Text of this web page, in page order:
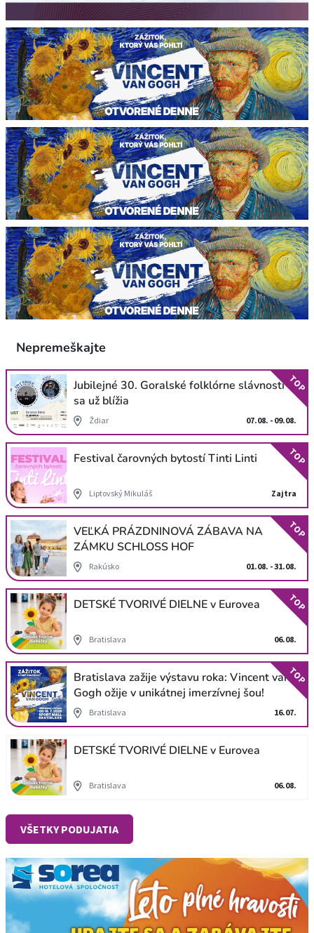
Nepremeškajte
Jubilejné 30. Goralské folklórne slávnosti
sa už blížia
Ždiar 07.08. - 09.08.
TOP
Festival čarovných bytostí Tinti Linti
Liptovský Mikuláš Zajtra
TOP
VEĽKÁ PRÁZDNINOVÁ ZÁBAVA NA
ZÁMKU SCHLOSS HOF
Rakúsko 01.08. - 31.08.
TOP
DETSKÉ TVORIVÉ DIELNE v Eurovea
Bratislava 06.08.
TOP
Bratislava zažije výstavu roka: Vincent van
Gogh ožije v unikátnej imerzívnej šou!
Bratislava 16.07.
TOP
DETSKÉ TVORIVÉ DIELNE v Eurovea
Bratislava 06.08.
VŠETKY PODUJATIA